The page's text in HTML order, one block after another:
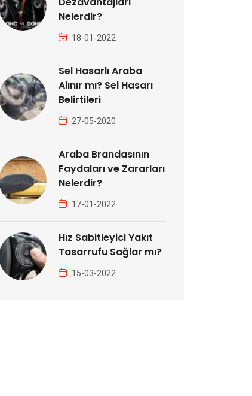
Nelerdir?
18-01-2022
Sel Hasarlı Araba
Alınır mı? Sel Hasarı
Belirtileri
27-05-2020
Araba Brandasının
Faydaları ve Zararları
Nelerdir?
17-01-2022
Hız Sabitleyici Yakıt
Tasarrufu Sağlar mı?
15-03-2022